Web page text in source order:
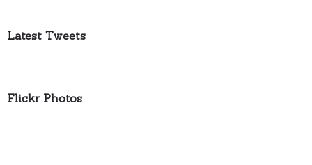
Latest Tweets
Flickr Photos